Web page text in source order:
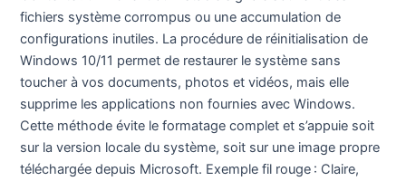
fichiers système corrompus ou une accumulation de
configurations inutiles. La procédure de réinitialisation de
Windows 10/11 permet de restaurer le système sans
toucher à vos documents, photos et vidéos, mais elle
supprime les applications non fournies avec Windows.
Cette méthode évite le formatage complet et s’appuie soit
sur la version locale du système, soit sur une image propre
téléchargée depuis Microsoft. Exemple fil rouge : Claire,